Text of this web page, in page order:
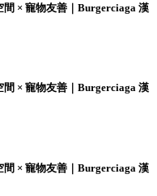
間 × 寵物友善｜Burgerciaga 漢
間 × 寵物友善｜Burgerciaga 漢
間 × 寵物友善｜Burgerciaga 漢